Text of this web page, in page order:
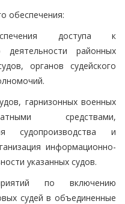
обеспечения:
доступа к
районных
органов судейского
гарнизонных военных
средствами,
судопроизводства и
информационно-
указанных судов.
по включению
судей в объединенные